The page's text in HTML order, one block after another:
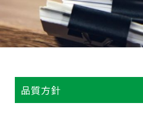
品質方針